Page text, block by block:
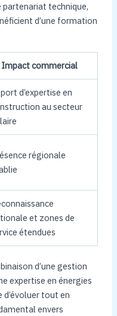
technique,
d’une formation
Impact commercial
d’expertise en
au secteur
régionale
et zones de
étendues
d’une gestion
expertise en énergies
tout en
envers